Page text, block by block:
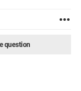
question